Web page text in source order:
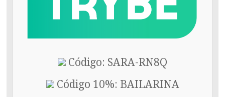
Código: SARA-RN8Q
Código 10%: BAILARINA